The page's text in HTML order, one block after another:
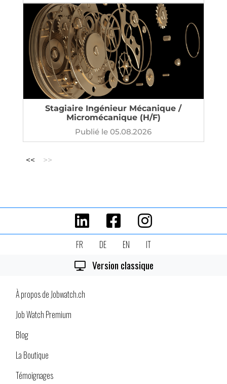
FR DE EN IT
Version classique
À propos de Jobwatch.ch
Job Watch Premium
Blog
La Boutique
Témoignages